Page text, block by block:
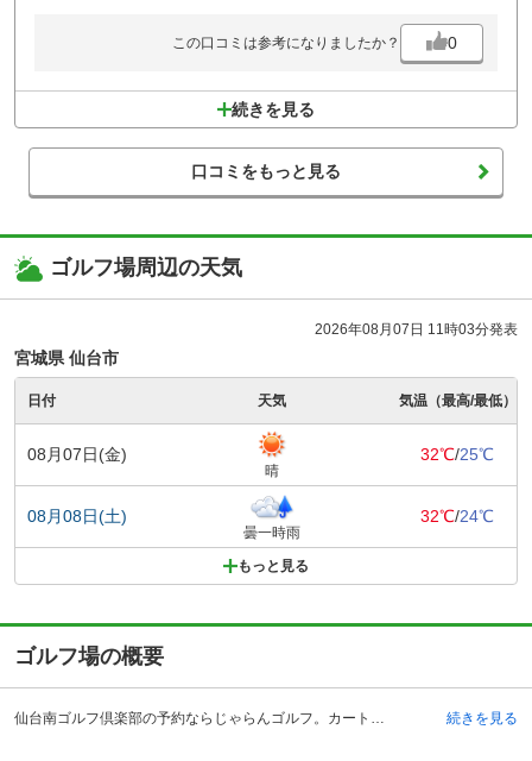
この口コミは参考になりましたか？ 0
続きを見る
口コミをもっと見る
ゴルフ場周辺の天気
2026年08月07日 11時03分発表
宮城県 仙台市
日付 天気 気温（最高/最低）
08月07日(金)
晴
32℃/25℃
08月08日(土)
曇一時雨
32℃/24℃
もっと見る
ゴルフ場の概要
仙台南ゴルフ倶楽部の予約ならじゃらんゴルフ。カートの有無や利用税、キャンセル料、ナイター設備、駐車場などのコース情報はもちろん、口コミ、フォトギャラリーなどコースの難易度や攻略に役立つ情報充実、予約する度にポイントが貯まるのでお得にゴルフをお楽しみ頂けます。 仙台南ゴルフ倶楽部は、ゴルフ界の帝王と呼ばれるジャック・ニクラウスが手がけた、宮城県を代表する名門コースです。開場は1993年、蔵王連山の大自然に囲まれたコースは、ニクラウスの知恵と経験が集約された魅力的なコースです。車で向かう場合、東北自動車道村田インターチェンジより約5分。仙台市外からもほど近く、近隣県からも多くの人が訪れています。西洋の館を思わせるクラブハウスは気品溢れる作りが特徴です。優雅な気持ちでプレーに臨むことができます。レストランのメニューも大変充実しており、利用者からも好評です。また、150ヤード10打席のドライビングレンジや150人収容のコンペルームも完備しています。自然の景色を楽しみ、リフレッシュしながらゴルフを楽しむことができます。 続きを見る